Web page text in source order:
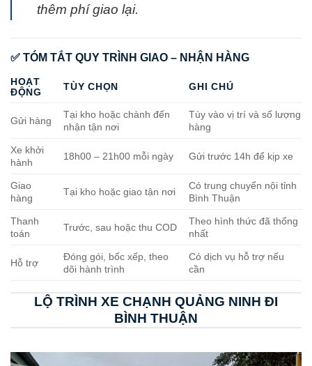
thêm phí giao lại.
✅ TÓM TẮT QUY TRÌNH GIAO – NHẬN HÀNG
HOẠT
ĐỘNG
TÙY CHỌN GHI CHÚ
Gửi hàng
Tại kho hoặc chành đến
nhận tận nơi
Tùy vào vị trí và số lượng
hàng
Xe khởi
hành
18h00 – 21h00 mỗi ngày Gửi trước 14h để kịp xe
Giao
hàng
Tại kho hoặc giao tận nơi
Có trung chuyển nội tỉnh
Bình Thuận
Thanh
toán
Trước, sau hoặc thu COD
Theo hình thức đã thống
nhất
Hỗ trợ
Đóng gói, bốc xếp, theo
dõi hành trình
Có dịch vụ hỗ trợ nếu
cần
LỘ TRÌNH XE CHẠNH QUẢNG NINH ĐI
BÌNH THUẬN